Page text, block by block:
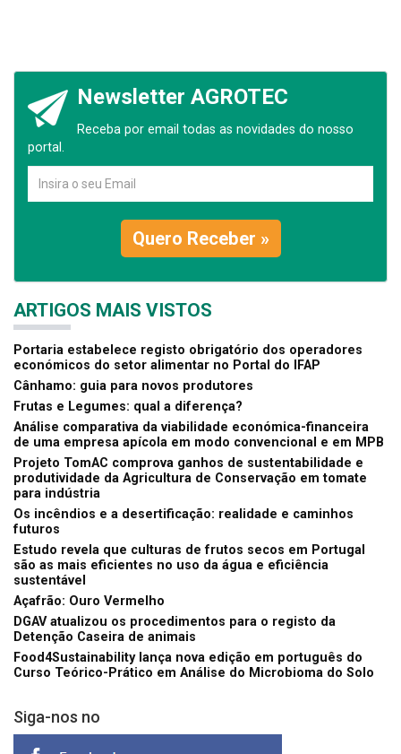
Newsletter AGROTEC
Receba por email todas as novidades do nosso
portal.
Quero Receber »
ARTIGOS MAIS VISTOS
Portaria estabelece registo obrigatório dos operadores
económicos do setor alimentar no Portal do IFAP
Cânhamo: guia para novos produtores
Frutas e Legumes: qual a diferença?
Análise comparativa da viabilidade económica-financeira
de uma empresa apícola em modo convencional e em MPB
Projeto TomAC comprova ganhos de sustentabilidade e
produtividade da Agricultura de Conservação em tomate
para indústria
Os incêndios e a desertificação: realidade e caminhos
futuros
Estudo revela que culturas de frutos secos em Portugal
são as mais eficientes no uso da água e eficiência
sustentável
Açafrão: Ouro Vermelho
DGAV atualizou os procedimentos para o registo da
Detenção Caseira de animais
Food4Sustainability lança nova edição em português do
Curso Teórico-Prático em Análise do Microbioma do Solo
Siga-nos no